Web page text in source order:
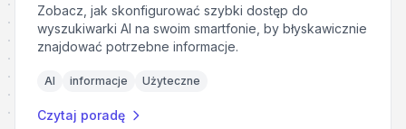
Zobacz, jak skonfigurować szybki dostęp do
wyszukiwarki AI na swoim smartfonie, by błyskawicznie
znajdować potrzebne informacje.
AI informacje Użyteczne
Czytaj poradę